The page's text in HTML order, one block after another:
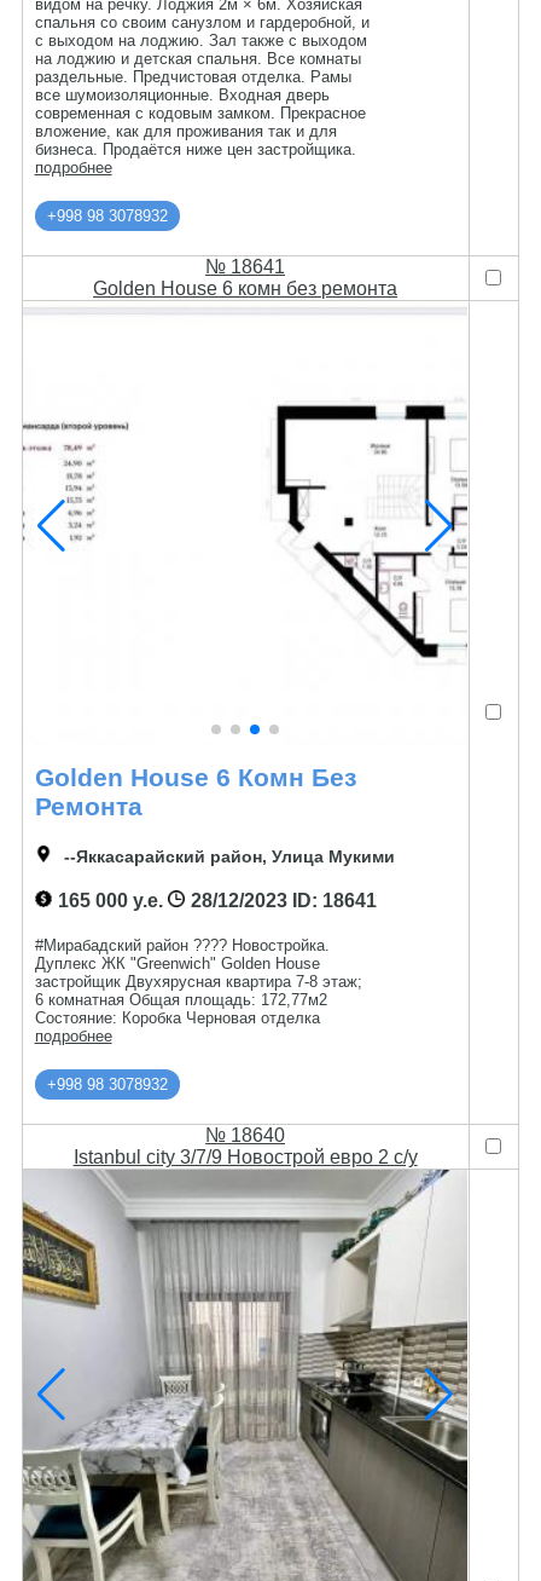
видом на речку. Лоджия 2м × 6м. Хозяйская
спальня со своим санузлом и гардеробной, и
с выходом на лоджию. Зал также с выходом
на лоджию и детская спальня. Все комнаты
раздельные. Предчистовая отделка. Рамы
все шумоизоляционные. Входная дверь
современная с кодовым замком. Прекрасное
вложение, как для проживания так и для
бизнеса. Продаётся ниже цен застройщика.
подробнее
+998 98 3078932
№ 18641
Golden House 6 комн без ремонта
Golden House 6 Комн Без
Ремонта
--Яккасарайский район, Улица Мукими
165 000 у.е. 28/12/2023ID: 18641
#Мирабадский район ???? Новостройка.
Дуплекс ЖК "Greenwich" Golden House
застройщик Двухярусная квартира 7-8 этаж;
6 комнатная Общая площадь: 172,77м2
Состояние: Коробка Черновая отделка
подробнее
+998 98 3078932
№ 18640
Istanbul city 3/7/9 Новострой евро 2 с/у